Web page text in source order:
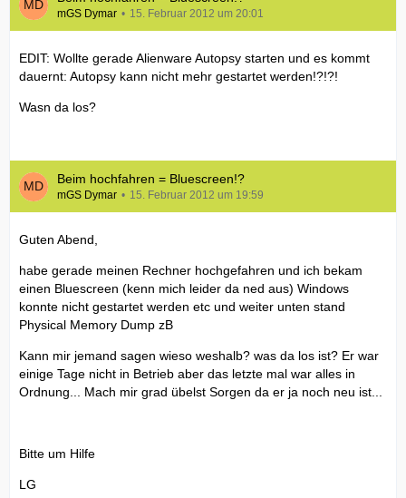
mGS Dymar 15. Februar 2012 um 20:01
EDIT: Wollte gerade Alienware Autopsy starten und es kommt
dauernt: Autopsy kann nicht mehr gestartet werden!?!?!
Wasn da los?
Beim hochfahren = Bluescreen!?
mGS Dymar 15. Februar 2012 um 19:59
Guten Abend,
habe gerade meinen Rechner hochgefahren und ich bekam
einen Bluescreen (kenn mich leider da ned aus) Windows
konnte nicht gestartet werden etc und weiter unten stand
Physical Memory Dump zB
Kann mir jemand sagen wieso weshalb? was da los ist? Er war
einige Tage nicht in Betrieb aber das letzte mal war alles in
Ordnung... Mach mir grad übelst Sorgen da er ja noch neu ist...
Bitte um Hilfe
LG